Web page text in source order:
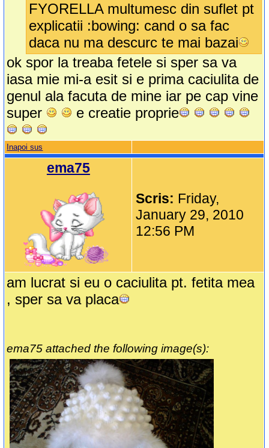
FYORELLA multumesc din suflet pt
explicatii :bowing: cand o sa fac
daca nu ma descurc te mai bazai
ok spor la treaba fetele si sper sa va
iasa mie mi-a esit si e prima caciulita de
genul ala facuta de mine iar pe cap vine
super
e creatie proprie
Inapoi sus
ema75
Scris: Friday,
January 29, 2010
12:56 PM
am lucrat si eu o caciulita pt. fetita mea
, sper sa va placa
ema75 attached the following image(s):